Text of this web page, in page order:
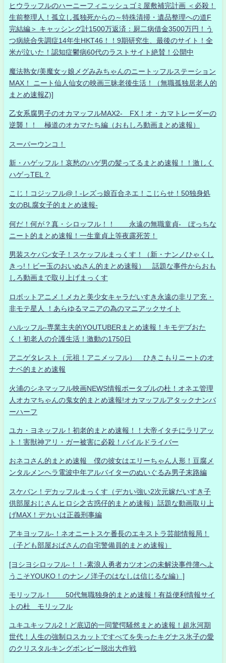
ヒウラッフルのハーニーフィニッシュゴミ屋敷補完計画 ＜必殺！
生前整理人！孤立し孤独死からの～特殊清掃・遺品整理への道F
完結編＞ キャッシング計1500万返済：厨二病借金3500万円！う
つ病統合失調症14年生HKT46！！9期研究生、最後のサイト！全
米が泣いた！認知症鬱病60代のラストサイト絶賛！公開中
魔法熟女/美魔女ッ娘メグみみちゃんのニートッフルステーション
MAX！ ニート仙人仙女の映画三昧老後生活！（無職孤独居老人的
まとめ速報Z)]
乙女系腐男子のオカマッフルMAX2- FX！オ・カマトレーダーの
逆襲！！ 極道のオカマたち編（おもしろ動画まとめ速報）
スーパーウンコ！
新・ハゲッフル！哀愁のハゲ男の髪ってるまとめ速報！！激しく
ハゲっTEL？
こじ！コジッフル@！-レズっ娘百合ネエ！こじらせ！50独身処
女のBL腐女子的まとめ速報-
何だ！何が？真・シロッフル！！ 永遠の無職童貞- ぼっちな
ニート的まとめ速報！一生童貞上等夜露死苦！
男装スケバン女子！スケッフルまっくす！（新・ナンノひゃくし
きっ!！ビー玉のおいぬさん的まとめ速報） 話題な事件からおも
しろ動画まで取り上げまっくす
ロボットアニメ！メカと美少女キャラだいすき永遠の非リア充・
非モテ星人 ！あらゆるマニアの為のマニアックサイト
ハルッフル-専業主夫的YOUTUBERまとめ速報！キモデブおた
く！初老人の介護生活！激動の1750日
アニゲタレスト（元祖！アニメッフル） ひきこもりニートのオ
ナベ的まとめ速報
火浦のシネマッフル映画NEWS情報ポータブルの杜！オネエ管理
人オカマちゃんの鬼女的まとめ速報!オカマッフルアタックナンバ
ーハーフ
ユカ・ヨネッフル！初老的まとめ速報！！大帝イタチにラリアッ
ト！害獣神アリ・ガー被害に必殺！パイルドライバー
おネコさん的まとめ速報 僕の彼女はエリーちゃん人形！豆腐メ
ンタルメンヘラ電波中年アルバイターのぬいぐるみ男子末路編
スケバン！デカッフルまっくす（デカい強い2次元嫁だいすき子
供部屋おじさんヒロシ之古惑仔的まとめ速報）話題な動画取り上
げMAX！デカいは正義刑事編
アキヨッフル-！ネオニートスケ番長のエキストラ芸能情報局！
（子ども部屋おばさんの自宅警備員的まとめ速報）
[ヨシヨシロッフル-！！-素浪人勇者カツオンの未解決事件簿へよ
うこそYOUKO！のナンノ洋子のはなしは信じるな編）]
モリッフル！ 50代無職独身的まとめ速報！有益便利情報サイ
トの杜 モリッフル
ユキユキッフル2！ど底辺的一同驚愕騒然まとめ速報！超氷河期
世代！人生の強制ロスカットですべてを失ったキグナス氷子の愛
のクリスタルキングボンビー脱出大作戦